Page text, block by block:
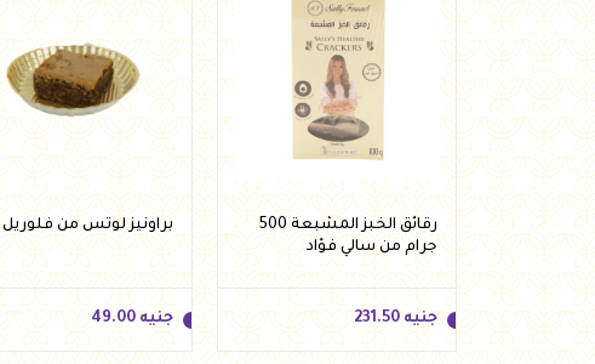
الشوفان
من لينو
رقائق الخبز المشبعة 500
جرام من سالي فؤاد
جنيه 231.50
براونيز لوتس من فلوريل
جنيه 49.00